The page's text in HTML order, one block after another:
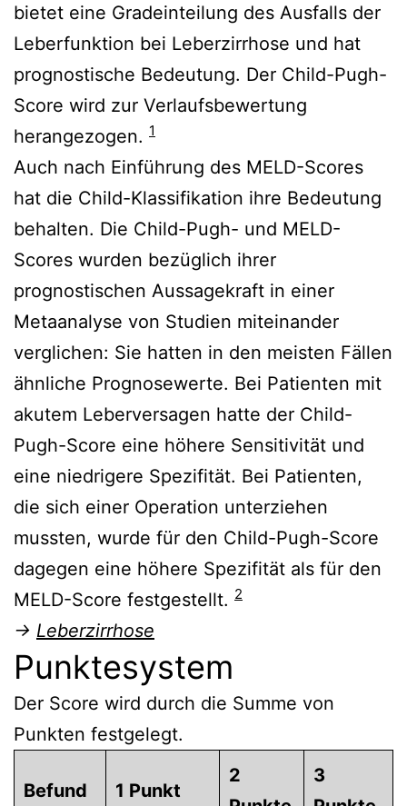
bietet eine Gradeinteilung des Ausfalls der
Leberfunktion bei Leberzirrhose und hat
prognostische Bedeutung. Der Child-Pugh-
Score wird zur Verlaufsbewertung
herangezogen. 1
Auch nach Einführung des MELD-Scores
hat die Child-Klassifikation ihre Bedeutung
behalten. Die Child-Pugh- und MELD-
Scores wurden bezüglich ihrer
prognostischen Aussagekraft in einer
Metaanalyse von Studien miteinander
verglichen: Sie hatten in den meisten Fällen
ähnliche Prognosewerte. Bei Patienten mit
akutem Leberversagen hatte der Child-
Pugh-Score eine höhere Sensitivität und
eine niedrigere Spezifität. Bei Patienten,
die sich einer Operation unterziehen
mussten, wurde für den Child-Pugh-Score
dagegen eine höhere Spezifität als für den
MELD-Score festgestellt. 2
→ Leberzirrhose
Punktesystem
Der Score wird durch die Summe von
Punkten festgelegt.
Befund 1 Punkt
2
3